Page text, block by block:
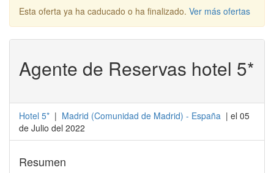
Esta oferta ya ha caducado o ha finalizado. Ver más ofertas
Agente de Reservas hotel 5*
Hotel 5* | Madrid (Comunidad de Madrid) - España | el 05
de Julio del 2022
Resumen